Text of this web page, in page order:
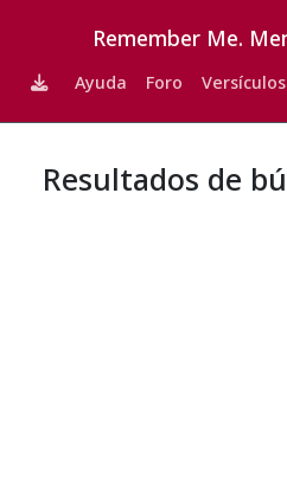
Remember Me.
Ayuda Foro
Resultados de